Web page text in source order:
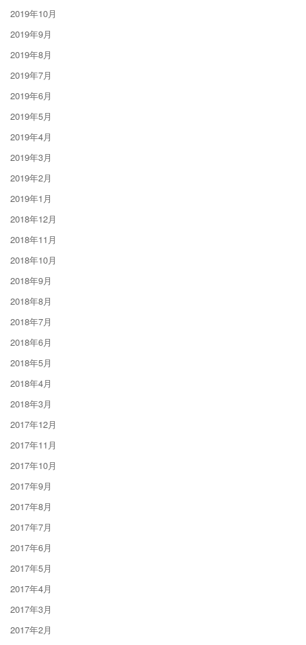
2019年10月
2019年9月
2019年8月
2019年7月
2019年6月
2019年5月
2019年4月
2019年3月
2019年2月
2019年1月
2018年12月
2018年11月
2018年10月
2018年9月
2018年8月
2018年7月
2018年6月
2018年5月
2018年4月
2018年3月
2017年12月
2017年11月
2017年10月
2017年9月
2017年8月
2017年7月
2017年6月
2017年5月
2017年4月
2017年3月
2017年2月